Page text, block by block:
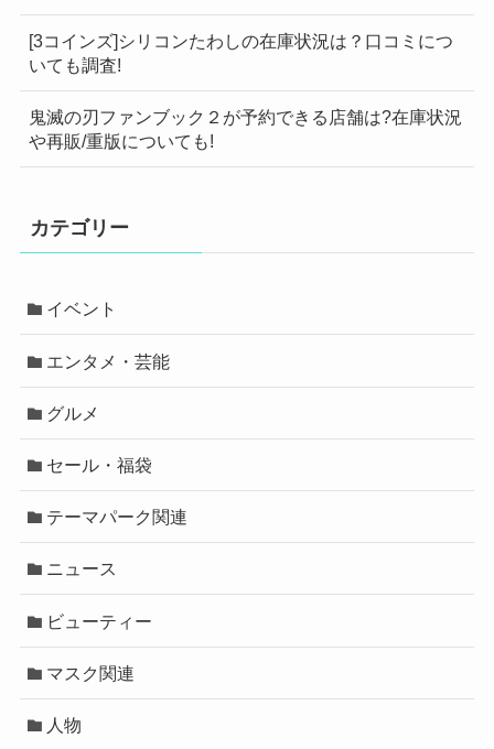
[3コインズ]シリコンたわしの在庫状況は？口コミにつ
いても調査!
鬼滅の刃ファンブック２が予約できる店舗は?在庫状況
や再販/重版についても!
カテゴリー
イベント
エンタメ・芸能
グルメ
セール・福袋
テーマパーク関連
ニュース
ビューティー
マスク関連
人物